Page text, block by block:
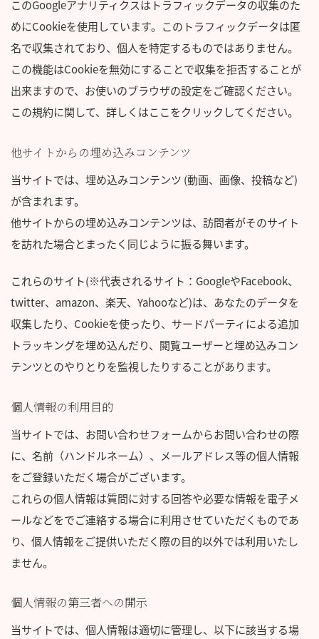
このGoogleアナリティクスはトラフィックデータの収集のた
めにCookieを使用しています。このトラフィックデータは匿
名で収集されており、個人を特定するものではありません。
この機能はCookieを無効にすることで収集を拒否することが
出来ますので、お使いのブラウザの設定をご確認ください。
この規約に関して、 詳しくはここをクリック してください。
他サイトからの埋め込みコンテンツ
当サイトでは、埋め込みコンテンツ (動画、画像、投稿など)
が含まれます。
他サイトからの埋め込みコンテンツは、訪問者がそのサイト
を訪れた場合とまったく同じように振る舞います。
これらのサイト(※代表されるサイト：GoogleやFacebook、
twitter、amazon、楽天、Yahooなど)は、あなたのデータを
収集したり、Cookieを使ったり、サードパーティによる追加
トラッキングを埋め込んだり、閲覧ユーザーと埋め込みコン
テンツとのやりとりを監視したりすることがあります。
個人情報の利用目的
当サイトでは、お問い合わせフォームからお問い合わせの際
に、名前（ハンドルネーム）、メールアドレス等の個人情報
をご登録いただく場合がございます。
これらの個人情報は質問に対する回答や必要な情報を電子メ
ールなどをでご連絡する場合に利用させていただくものであ
り、個人情報をご提供いただく際の目的以外では利用いたし
ません。
個人情報の第三者への開示
当サイトでは、個人情報は適切に管理し、以下に該当する場